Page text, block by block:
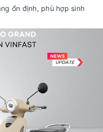
ổn định, phù hợp sinh